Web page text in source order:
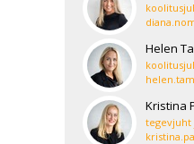
Helen
Kristina
tegevjuht